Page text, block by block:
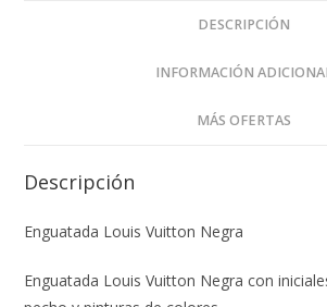
DESCRIPCIÓN
INFORMACIÓN
MÁS OFERTAS
Descripción
Enguatada Louis Vuitton Negra
Enguatada Louis Vuitton Negra con